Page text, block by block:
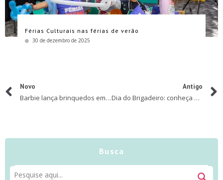
Férias Culturais nas férias de verão
30 de dezembro de 2025
Novo
Barbie lança brinquedos em miniaturas pela primeira vez
Antigo
Dia do Brigadeiro: conheça versões inusitadas da tradicional sobremesa brasileira
Busca